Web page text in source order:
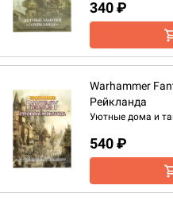
340 ₽
Warhammer
Рейкланда
Уютные дома и
540 ₽